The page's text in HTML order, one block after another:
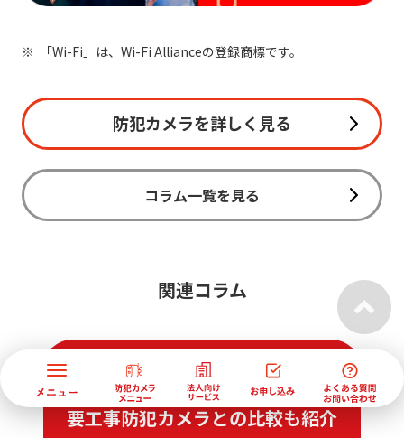
「Wi-Fi」は、Wi-Fi Allianceの登録商標です。
防犯カメラを詳しく見る
コラム一覧を見る
関連コラム
屋外防犯カメラは工事不要で設置可
能？選び方や
要工事防犯カメラとの比較も紹介